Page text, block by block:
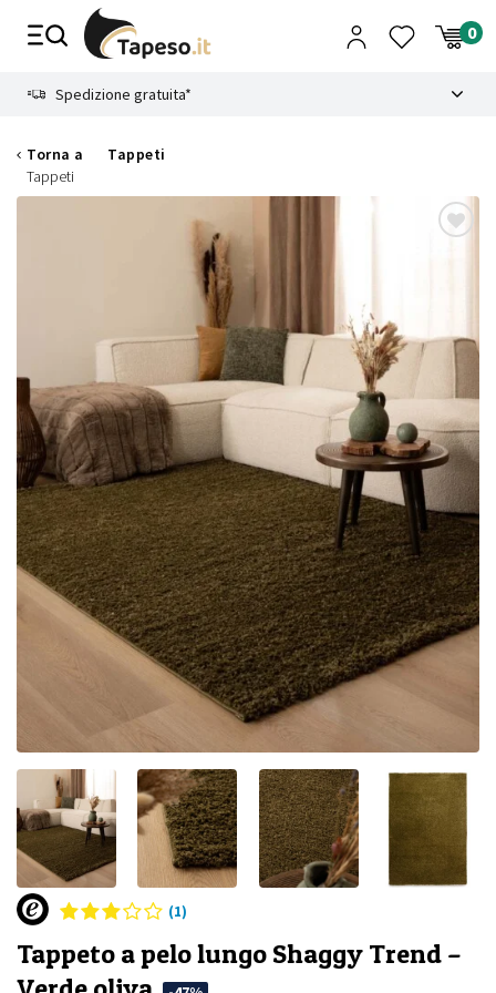
Spedizione gratuita*
Torna a
Tappeti
Tappeti
(1)
Tappeto a pelo lungo Shaggy Trend –